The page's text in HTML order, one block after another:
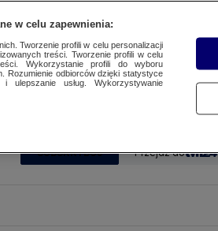
SUBSKRYBUJ Przejdź do
w celu zapewnienia:
Tworzenie profili w celu personalizacji
treści. Tworzenie profili w celu
Wykorzystanie profili do wyboru
Rozumienie odbiorców dzięki statystyce
usług. Wykorzystywanie